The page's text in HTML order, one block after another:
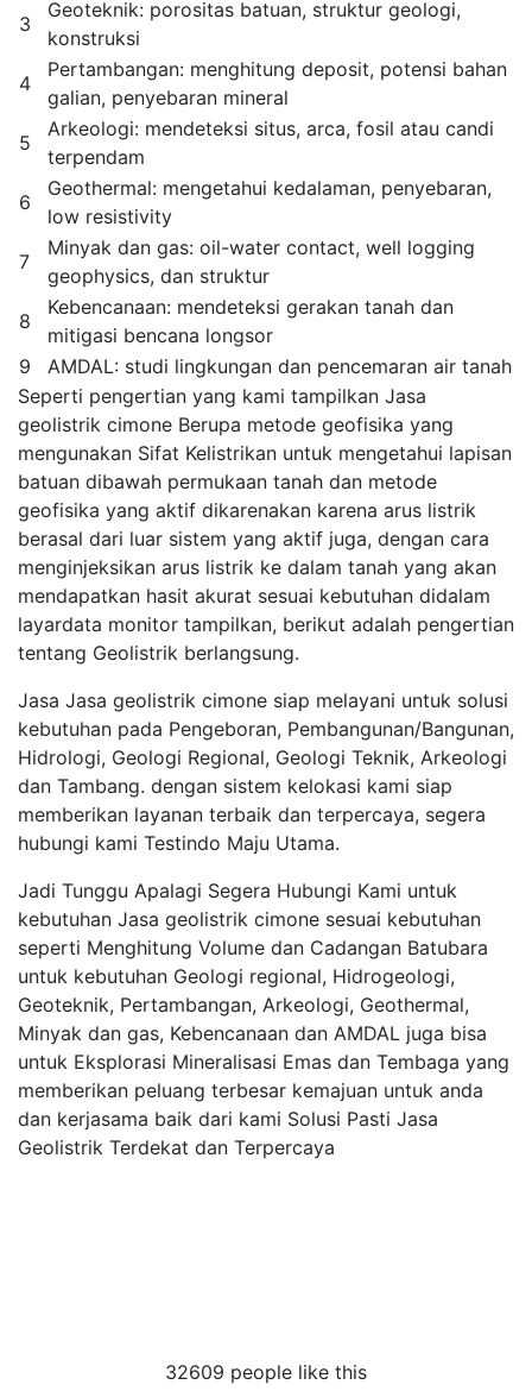
3
Geoteknik: porositas batuan, struktur geologi,
konstruksi
4
Pertambangan: menghitung deposit, potensi bahan
galian, penyebaran mineral
5
Arkeologi: mendeteksi situs, arca, fosil atau candi
terpendam
6
Geothermal: mengetahui kedalaman, penyebaran,
low resistivity
7
Minyak dan gas: oil-water contact, well logging
geophysics, dan struktur
8
Kebencanaan: mendeteksi gerakan tanah dan
mitigasi bencana longsor
9
AMDAL: studi lingkungan dan pencemaran air tanah
Seperti pengertian yang kami tampilkan Jasa
geolistrik cimone Berupa metode geofisika yang
mengunakan Sifat Kelistrikan untuk mengetahui lapisan
batuan dibawah permukaan tanah dan metode
geofisika yang aktif dikarenakan karena arus listrik
berasal dari luar sistem yang aktif juga, dengan cara
menginjeksikan arus listrik ke dalam tanah yang akan
mendapatkan hasit akurat sesuai kebutuhan didalam
layardata monitor tampilkan, berikut adalah pengertian
tentang Geolistrik berlangsung.
Jasa Jasa geolistrik cimone siap melayani untuk solusi
kebutuhan pada Pengeboran, Pembangunan/Bangunan,
Hidrologi, Geologi Regional, Geologi Teknik, Arkeologi
dan Tambang. dengan sistem kelokasi kami siap
memberikan layanan terbaik dan terpercaya, segera
hubungi kami Testindo Maju Utama.
Jadi Tunggu Apalagi Segera Hubungi Kami untuk
kebutuhan Jasa geolistrik cimone sesuai kebutuhan
seperti Menghitung Volume dan Cadangan Batubara
untuk kebutuhan Geologi regional, Hidrogeologi,
Geoteknik, Pertambangan, Arkeologi, Geothermal,
Minyak dan gas, Kebencanaan dan AMDAL juga bisa
untuk Eksplorasi Mineralisasi Emas dan Tembaga yang
memberikan peluang terbesar kemajuan untuk anda
dan kerjasama baik dari kami Solusi Pasti Jasa
Geolistrik Terdekat dan Terpercaya
32609 people like this